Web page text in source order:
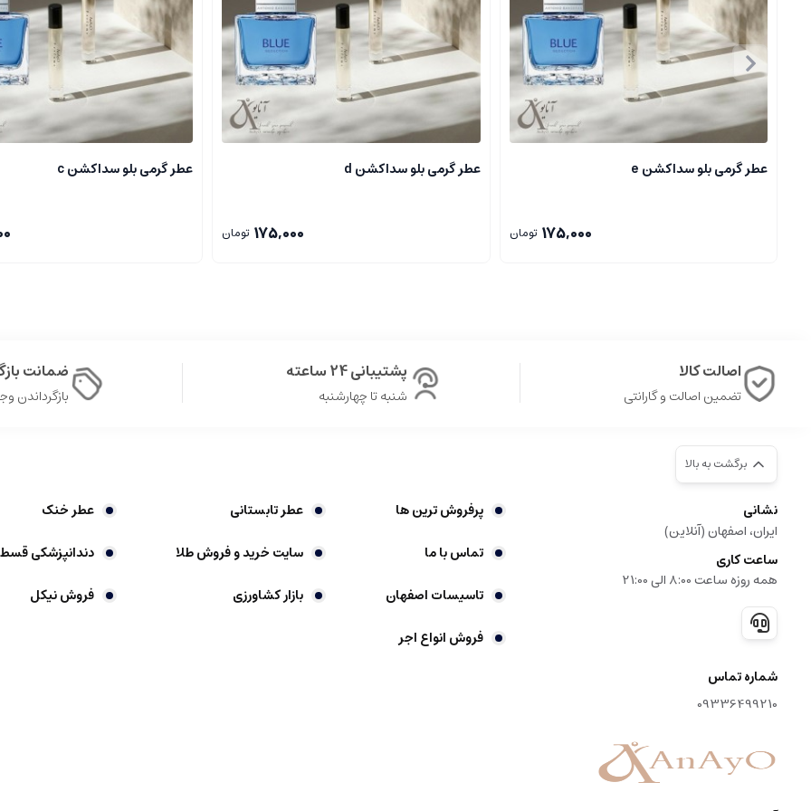
پراکندگی: زیاد، مناسب برای حضور در جمع های دوستانه، دوستانه و دوستانه.
مناسبت:روزانه، فصول سرد و معتدل، و مخصوص شب های خاص
عطر آریانا گراند کلود، رایحه ای لطیف، گرم و پر از احساس رویاپردازی است که شخصیت جذابی، نرمی و لطافت خاصی دارد. این عطر یکی از محبوب ترین
راحتی می تواند حس اعتماد به نفس و جذابیت را در اطرافیان القا کند.
عطرها یکی از قدیمی ترین و محبوب ترین وسایل آرایشی و بهداشتی در جهان هستند که نقش مهمی در نشان دادن شخصیت، افزایش اعتماد به نفس و
تفاوت های عطر گرمی با دیگر انواع عطر را بررسی می کنیم.
عطرهای گرمی رایحه ای قوی، ماندگار و غنی دارند که مدت زمان بیشتری روی پوست باقی می ماند و پخش بوی آن ها نیز بیشتر است.
ماندگاری بالا، یکی از مهم ترین مزیت های عطرهای گرمی، ماندگاری طولانی مدت آنها است که حتی پس از چندین ساعت رایحه خود را حفظ می کنند.
پخش بوی قوی، این نوع عطرها به دلیل غلظت بالا، پخش بوی بسیار قوی و متفاوتی دارند، که باعث می شود در محیط های مختلف باقی بمانند و اثرگذار باشند.
قیمت مناسب و اقتصادی، برخلاف تصور بسیاری، عطرهای گرمی به دلیل غلظت بالا و غنای رایحه، عموما قیمت مناسبی دارند و با هزینه ای کم می توانند
تنوع در رایحه ها، در بازار، نمونه های متنوعی با رایحه های گرم، شیرین، تلخ، خنک و مرکباتی وجود دارد که بر اساس سلیقه قابل انتخاب هستند.
قابل خرید اینترنتی و آنلاین، این نوع عطرها به راحتی در فروشگاه های آنلاین موجود هستند و می توان با تنوع بالا و قیمت های مناسب آن ها را تهیه کرد.
تنوع محصول بالا، امکان دسترسی به انواع اسانس ها و عطرهای گرمی از برندهای مختلف.
عطر گرمی بلو سداکشن e
175,000 تومان
عطر گرمی بلو سداکشن d
175,000 تومان
عطر گرمی بلو سداکشن c
اصالت کالا
تضمین اصالت و گارانتی
پشتیبانی 24 ساعته
شنبه تا چهارشنبه
ضمانت
بازگرداندن وجه
برگشت به بالا
نشانی
ایران، اصفهان (آنلاین)
ساعت کاری
همه روزه ساعت 8:00 الی 21:00
شماره تماس
09336499210
پرفروش ترین ها عطر تابستانی
عطر خنک
تماس با ما
سایت خرید و فروش طلا
دندانپزشکی
تاسیسات اصفهان
بازار کشاورزی
فروش نیکل
فروش انواع اجر